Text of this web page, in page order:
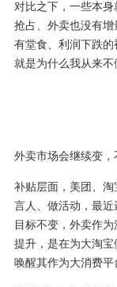
对比之下，一些本
抢占、外卖也没有
有堂食、利润下跌
就是为什么我从来不
外卖市场会继续变，
补贴层面，美团、
言人、做活动，最
目标不变，外卖作
提升，是在为大淘
唤醒其作为大消费平